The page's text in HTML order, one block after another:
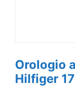
Orologio
Hilfiger